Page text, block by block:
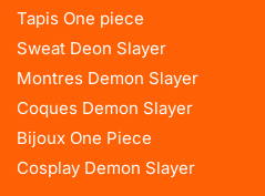
Tapis One piece
Sweat Deon Slayer
Montres Demon Slayer
Coques Demon Slayer
Bijoux One Piece
Cosplay Demon Slayer